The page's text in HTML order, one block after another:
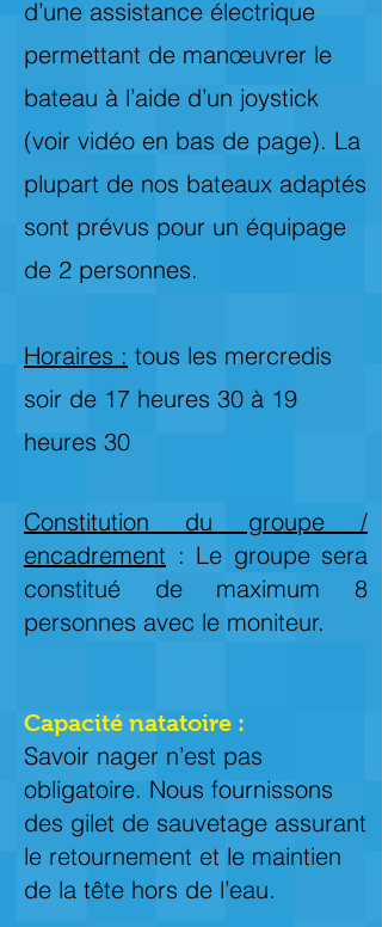
d’une assistance électrique
permettant de manœuvrer le
bateau à l’aide d’un joystick
(voir vidéo en bas de page). La
plupart de nos bateaux adaptés
sont prévus pour un équipage
de 2 personnes.
Horaires : tous les mercredis
soir de 17 heures 30 à 19
heures 30
Constitution du groupe /
encadrement : Le groupe sera
constitué de maximum 8
personnes avec le moniteur.
Capacité natatoire :
Savoir nager n’est pas
obligatoire. Nous fournissons
des gilet de sauvetage assurant
le retournement et le maintien
de la tête hors de l’eau.